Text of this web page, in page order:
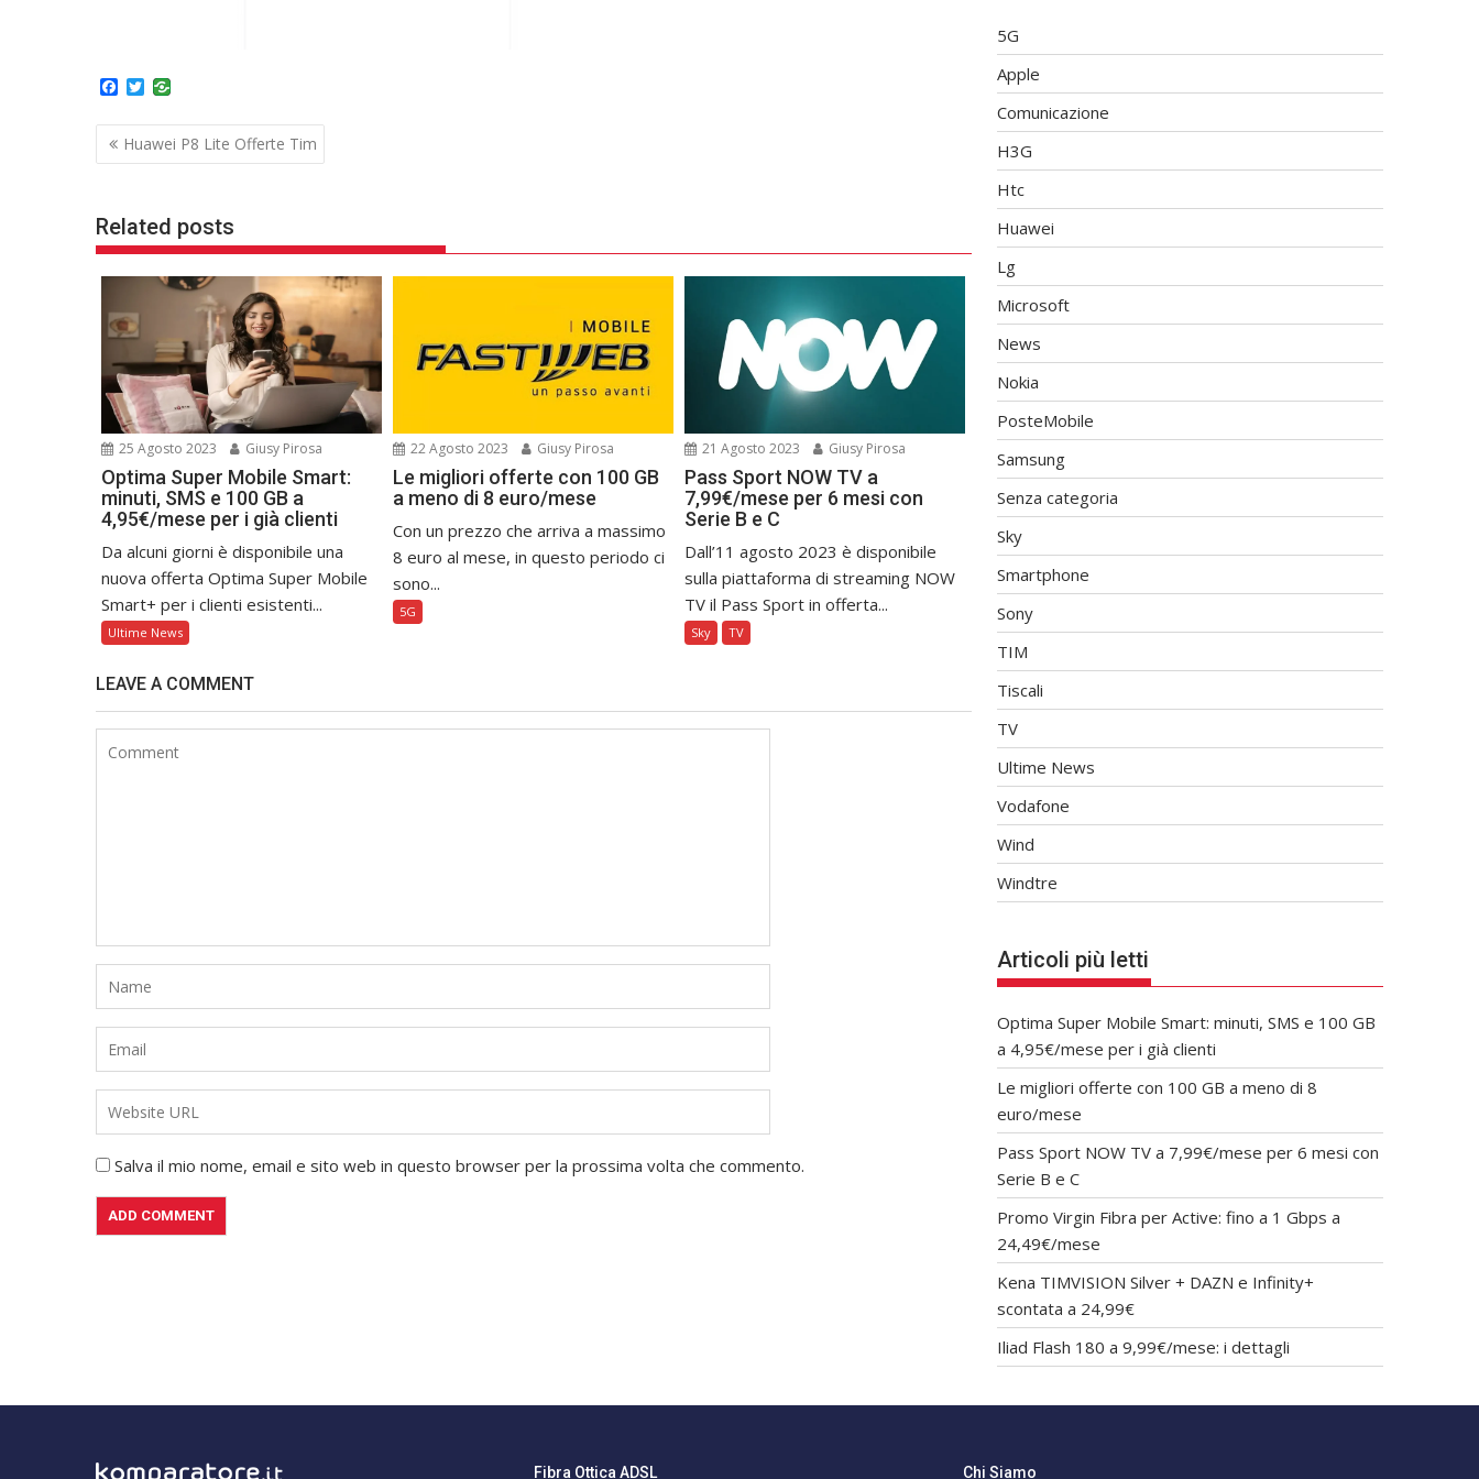
c
e
b
T
i
t
t
Navigazione
articoli
Huawei P8 Lite Offerte Tim
Related posts
25 Agosto 2023 Giusy Pirosa
Optima Super Mobile Smart:
minuti, SMS e 100 GB a
4,95€/mese per i già clienti
Da alcuni giorni è disponibile una
nuova offerta Optima Super Mobile
Smart+ per i clienti esistenti...
Ultime News
22 Agosto 2023 Giusy Pirosa
Le migliori offerte con 100 GB
a meno di 8 euro/mese
Con un prezzo che arriva a massimo
8 euro al mese, in questo periodo ci
sono...
5G
21 Agosto 2023 Giusy Pirosa
Pass Sport NOW TV a
7,99€/mese per 6 mesi con
Serie B e C
Dall’11 agosto 2023 è disponibile
sulla piattaforma di streaming NOW
TV il Pass Sport in offerta...
Sky TV
LEAVE A COMMENT
Salva il mio nome, email e sito web in questo browser per la prossima volta che commento.
5G
Apple
Comunicazione
H3G
Htc
Huawei
Lg
Microsoft
News
Nokia
PosteMobile
Samsung
Senza categoria
Sky
Smartphone
Sony
TIM
Tiscali
TV
Ultime News
Vodafone
Wind
Windtre
Articoli più letti
Optima Super Mobile Smart: minuti, SMS e 100 GB
a 4,95€/mese per i già clienti
Le migliori offerte con 100 GB a meno di 8
euro/mese
Pass Sport NOW TV a 7,99€/mese per 6 mesi con
Serie B e C
Promo Virgin Fibra per Active: fino a 1 Gbps a
24,49€/mese
Kena TIMVISION Silver + DAZN e Infinity+
scontata a 24,99€
Iliad Flash 180 a 9,99€/mese: i dettagli
Fibra Ottica ADSL Chi Siamo